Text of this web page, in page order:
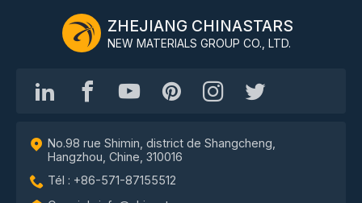
ZHEJIANG CHINASTARS
NEW MATERIALS GROUP CO., LTD.
No.98 rue Shimin, district de Shangcheng,
Hangzhou, Chine, 310016
Tél : +86-571-87155512